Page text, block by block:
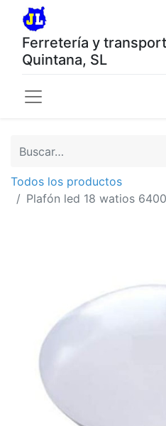
Ferretería y
Quintana, SL
Todos los productos
Plafón led 18 watios